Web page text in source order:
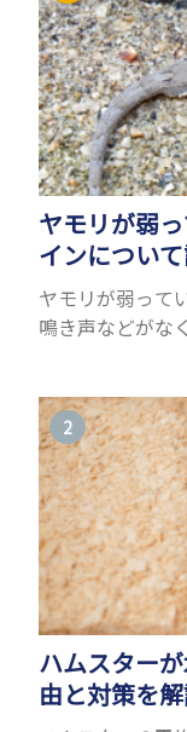
ヤモリが弱
インについ
ヤモリが弱って
鳴き声などがな
でしょうか...
ハムスター
由と対策を